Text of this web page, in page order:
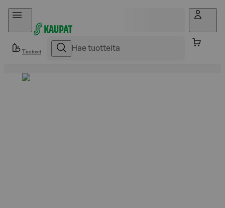
Hyppää sisältöön
Tuotteet